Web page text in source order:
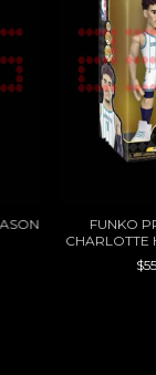
FUNKO
CHARLOTTE